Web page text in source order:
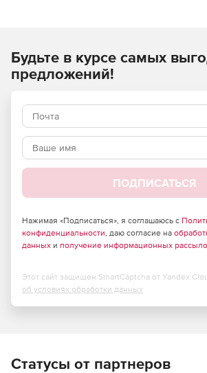
мощности нескольких машин.
Гибкий сетевой рендеринг
изображений и анимации в высоком
Легое управление
Поддерживается популярными
Thinkbox Deadline, PipelineFX Qube и
Эффективность
необходимости.
Будьте в курсе самых
предложений!
ПОДПИСАТЬСЯ
Нажимая «Подписаться», я соглашаюсь с
конфиденциальности, даю согласие на
данных и получение информационных
Этот сайт защищен SmartCaptcha от Yandex
об условиях обработки данных
Статусы от партнеров